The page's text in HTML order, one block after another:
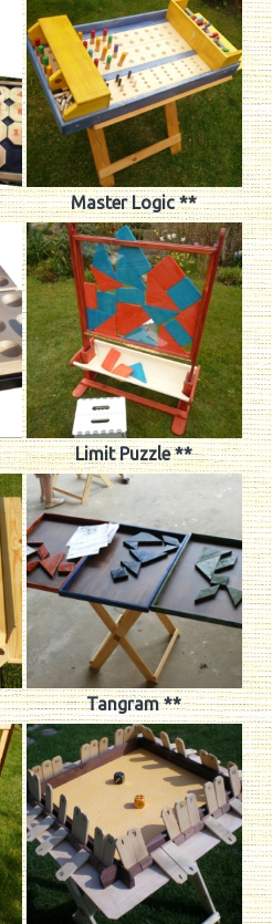
Master Logic **
Limit Puzzle **
Tangram **